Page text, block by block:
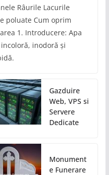
Râurile Lacurile
poluate Cum oprim
1. Introducere: Apa
inodoră și
Gazduire
Web, VPS si
Servere
Dedicate
Monument
e Funerare